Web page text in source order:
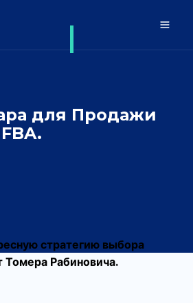
для Продажи
стратегию выбора
Рабиновича.